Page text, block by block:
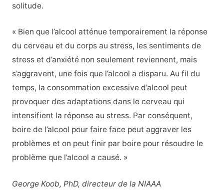
solitude.
« Bien que l’alcool atténue temporairement la réponse
du cerveau et du corps au stress, les sentiments de
stress et d’anxiété non seulement reviennent, mais
s’aggravent, une fois que l’alcool a disparu. Au fil du
temps, la consommation excessive d’alcool peut
provoquer des adaptations dans le cerveau qui
intensifient la réponse au stress. Par conséquent,
boire de l’alcool pour faire face peut aggraver les
problèmes et on peut finir par boire pour résoudre le
problème que l’alcool a causé. »
George Koob, PhD, directeur de la NIAAA